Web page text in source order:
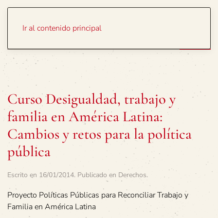
Ir al contenido principal
Curso Desigualdad, trabajo y
familia en América Latina:
Cambios y retos para la política
pública
Escrito en 16/01/2014. Publicado en Derechos.
Proyecto Políticas Públicas para Reconciliar Trabajo y
Familia en América Latina